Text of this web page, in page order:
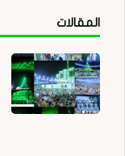
المقالات